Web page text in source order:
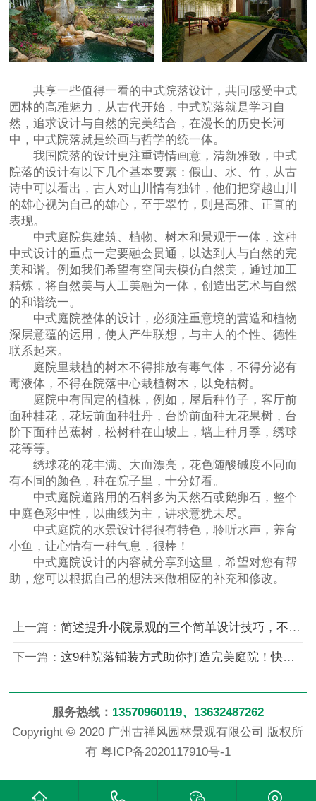
共享一些值得一看的中式院落设计，共同感受中式
园林的高雅魅力，从古代开始，中式院落就是学习自
然，追求设计与自然的完美结合，在漫长的历史长河
中，中式院落就是绘画与哲学的统一体。
我国院落的设计更注重诗情画意，清新雅致，中式
院落的设计有以下几个基本要素：假山、水、竹，从古
诗中可以看出，古人对山川情有独钟，他们把穿越山川
的雄心视为自己的雄心，至于翠竹，则是高雅、正直的
表现。
中式庭院集建筑、植物、树木和景观于一体，这种
中式设计的重点一定要融会贯通，以达到人与自然的完
美和谐。例如我们希望有空间去模仿自然美，通过加工
精炼，将自然美与人工美融为一体，创造出艺术与自然
的和谐统一。
中式庭院整体的设计，必须注重意境的营造和植物
深层意蕴的运用，使人产生联想，与主人的个性、德性
联系起来。
庭院里栽植的树木不得排放有毒气体，不得分泌有
毒液体，不得在院落中心栽植树木，以免枯树。
庭院中有固定的植株，例如，屋后种竹子，客厅前
面种桂花，花坛前面种牡丹，台阶前面种无花果树，台
阶下面种芭蕉树，松树种在山坡上，墙上种月季，绣球
花等等。
绣球花的花丰满、大而漂亮，花色随酸碱度不同而
有不同的颜色，种在院子里，十分好看。
中式庭院道路用的石料多为天然石或鹅卵石，整个
中庭色彩中性，以曲线为主，讲求意犹未尽。
中式庭院的水景设计得很有特色，聆听水声，养育
小鱼，让心情有一种气息，很棒！
中式庭院设计的内容就分享到这里，希望对您有帮
助，您可以根据自己的想法来做相应的补充和修改。
上一篇： 简述提升小院景观的三个简单设计技巧，不知道怎么设计的朋友有福啦！
下一篇： 这9种院落铺装方式助你打造完美庭院！快来学哦！
服务热线： 13570960119、13632487262
Copyright © 2020 广州古禅风园林景观有限公司 版权所
有 粤ICP备2020117910号-1